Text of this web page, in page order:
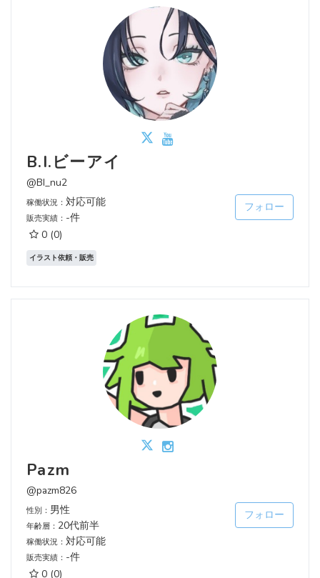
B.I.ビーアイ
@BI_nu2
稼働状況： 対応可能
販売実績： -件
0 (0)
フォロー
イラスト依頼・販売
Pazm
@pazm826
性別： 男性
年齢層： 20代前半
稼働状況： 対応可能
販売実績： -件
0 (0)
フォロー